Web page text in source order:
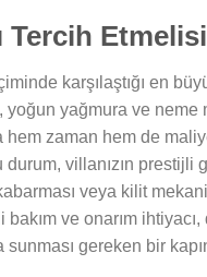
Tercih
karşılaştığı en
yoğun yağmura ve
hem zaman hem de
villanızın prestijli
veya kilit
ve onarım
gereken bir